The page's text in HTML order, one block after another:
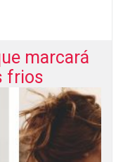
marcará
frios